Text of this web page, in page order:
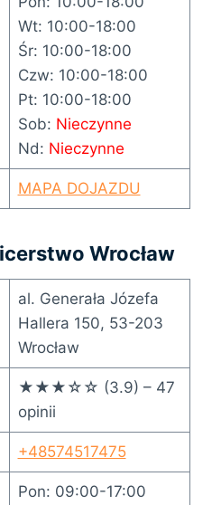
Wt: 10:00-18:00
Śr: 10:00-18:00
Czw: 10:00-18:00
Pt: 10:00-18:00
Sob: Nieczynne
Nd: Nieczynne
MAPA DOJAZDU
Wrocław
al. Generała Józefa
Hallera 150, 53-203
Wrocław
★★★☆☆ (3.9) – 47
opinii
+48574517475
Pon: 09:00-17:00